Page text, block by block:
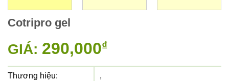
Cotripro gel
GIÁ: 290,000₫
Thương hiệu: ,